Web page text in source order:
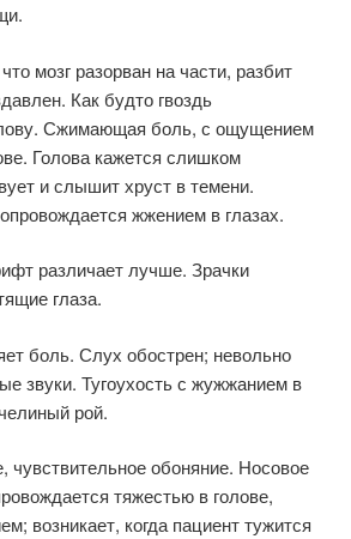
мозг разорван на части, разбит
Как будто гвоздь
Сжимающая боль, с ощущением
Голова кажется слишком
и слышит хруст в темени.
жжением в глазах.
различает лучше. Зрачки
глаза.
боль. Слух обострен; невольно
звуки. Тугоухость с жужжанием в
рой.
чувствительное обоняние. Носовое
тяжестью в голове,
возникает, когда пациент тужится